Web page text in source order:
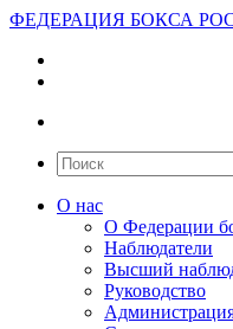
ФЕДЕРАЦИЯ БОКСА
О нас
О Федерации
Наблюдатели
Высший
Руководство